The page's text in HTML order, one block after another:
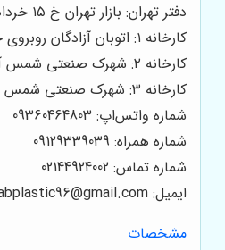
دفتر تهران: بازار تهران خ ۱۵ خرداد روبروی پامنار نبش پاساژ سعادت
کارخانه ۱: اتوبان آزادگان روبروی خلیج فارس خ فیروزبهرام خ استاد شهریار پلاک ۶
کارخانه ۲: شهرک صنعتی شمس آباد بلوار بهارستان انتهای بلوار روبروی خواجه نصیر
کارخانه ۳: شهرک صنعتی شمس آباد بلوار نارنجستان گلبرگ ۱۲
شماره واتس‌اپ: 09360464803
شماره همراه: 09129339039
شماره تماس: 02144924002
ایمیل:
مشخصات